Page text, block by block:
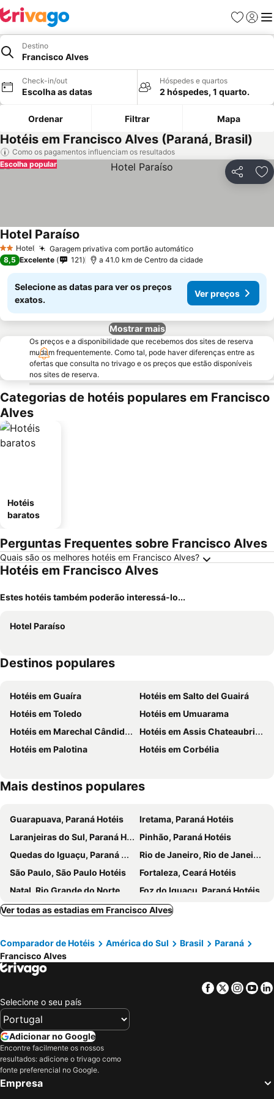
Favoritos
Iniciar
Destino
Francisco Alves
Check-in/out
Escolha as datas
Hóspedes e quartos
2 hóspedes, 1 quarto.
Ordenar Filtrar Mapa
Hotéis em Francisco Alves (Paraná, Brasil)
Como os pagamentos influenciam os resultados
Partilhar
Escolha popular
2 Estrelas
Hotel Garagem privativa com portão automático
Hotel Paraíso
8,5 Excelente 121 a 41.0 km de Centro da cidade
Selecione as datas para ver os preços
exatos.
Ver preços
Mostrar mais
Os preços e a disponibilidade que recebemos dos sites de reserva
mudam frequentemente. Como tal, pode haver diferenças entre as
ofertas que consulta no trivago e os preços que estão disponíveis
nos sites de reserva.
Categorias de hotéis populares em Francisco
Alves
Hotéis
baratos
Perguntas Frequentes sobre Francisco Alves
Quais são os melhores hotéis em Francisco Alves?
Hotéis em Francisco Alves
Estes hotéis também poderão interessá-lo...
Hotel Paraíso
Destinos populares
Hotéis em Guaíra
Hotéis em Salto del Guairá
Hotéis em Toledo
Hotéis em Umuarama
Hotéis em Marechal Cândido Rondon
Hotéis em Assis Chateaubriand
Hotéis em Palotina
Hotéis em Corbélia
Mais destinos populares
Guarapuava, Paraná Hotéis
Iretama, Paraná Hotéis
Laranjeiras do Sul, Paraná Hotéis
Pinhão, Paraná Hotéis
Quedas do Iguaçu, Paraná Hotéis
Rio de Janeiro, Rio de Janeiro Hotéis
São Paulo, São Paulo Hotéis
Fortaleza, Ceará Hotéis
Natal, Rio Grande do Norte Hotéis
Foz do Iguaçu, Paraná Hotéis
Porto de Galinhas, Pernambuco Hotéis
Salvador, Bahia Hotéis
Ver todas as estadias em Francisco Alves
Comparador de Hotéis América do Sul Brasil
Paraná
Francisco Alves
Facebook
Twitter
Selecione o seu país
Adicionar no Google
Encontre facilmente os nossos
resultados: adicione o trivago como
fonte preferencial no Google.
Empresa